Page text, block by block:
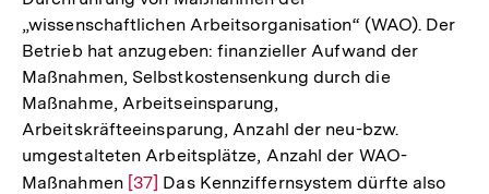
„wissenschaftlichen Arbeitsorganisation“ (WAO). Der
Betrieb hat anzugeben: finanzieller Aufwand der
Maßnahmen, Selbstkostensenkung durch die
Maßnahme, Arbeitseinsparung,
Arbeitskräfteeinsparung, Anzahl der neu-bzw.
umgestalteten Arbeitsplätze, Anzahl der WAO-
Maßnahmen Zur
[37] Das Kennziffernsystem dürfte also